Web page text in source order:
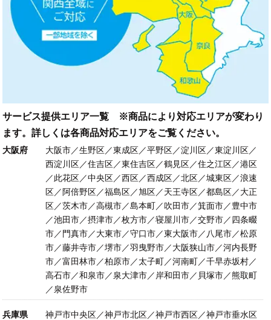
サービス提供エリア一覧 ※商品により対応エリアが変わり
ます。詳しくは各商品対応エリアをご覧ください。
大阪府
大阪市／生野区／東成区／平野区／淀川区／東淀川区／
西淀川区／住吉区／東住吉区／鶴見区／住之江区／港区
／此花区／中央区／西区／西成区／北区／城東区／浪速
区／阿倍野区／福島区／旭区／天王寺区／都島区／大正
区／茨木市／高槻市／島本町／吹田市／箕面市／豊中市
／池田市／摂津市／枚方市／寝屋川市／交野市／四条畷
市／門真市／大東市／守口市／東大阪市／八尾市／松原
市／藤井寺市／堺市／羽曳野市／大阪狭山市／河内長野
市／富田林市／柏原市／太子町／河南町／千早赤坂村／
高石市／和泉市／泉大津市／岸和田市／貝塚市／熊取町
／泉佐野市
兵庫県
神戸市中央区／神戸市北区／神戸市西区／神戸市垂水区